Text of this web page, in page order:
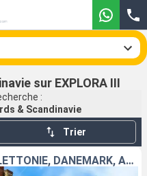
sur EXPLORA III
:
& Scandinavie
Trier
NORVÈGE, ESTONIE, SUÈDE, LETTONIE, DANEMARK, ALLEMAGNE, ROYAUME-UNI